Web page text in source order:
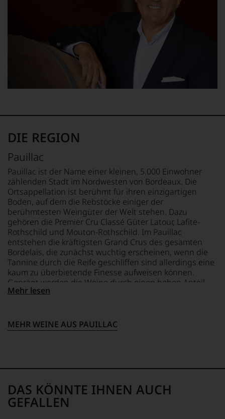
DIE REGION
Pauillac
Pauillac ist der Name einer kleinen, 5.000 Einwohner
zählenden Stadt im Nordwesten von Bordeaux. Die
Ortsappellation ist berühmt für ihren einzigartigen
Boden, auf dem die Rebstöcke einiger der
berühmtesten Weingüter der Welt stehen. Dazu
gehören die Premier Cru Classé Güter Latour, Lafite-
Rothschild und Mouton-Rothschild. Im Pauillac
entstehen die kräftigsten Grand Crus des gesamten
Bordelais, die zunächst wuchtig erscheinen, wenn die
Tannine durch die Reife geschliffen sind allerdings eine
kaum zu überbietende Finesse aufweisen können.
Geprägt werden die Weine durch einen hohen Anteil
Cabernet Sauvignon, der ihnen Kraft und Substanz
Mehr lesen
MEHR WEINE AUS PAUILLAC
DAS KÖNNTE IHNEN AUCH
GEFALLEN